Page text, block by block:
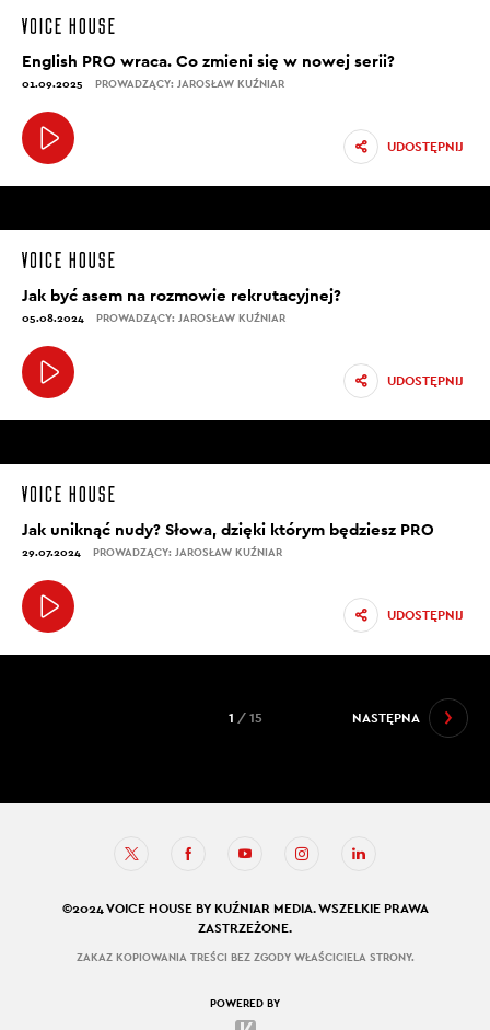
English PRO wraca. Co zmieni się w nowej serii?
01.09.2025 PROWADZĄCY: JAROSŁAW KUŹNIAR
UDOSTĘPNIJ
Jak być asem na rozmowie rekrutacyjnej?
05.08.2024 PROWADZĄCY: JAROSŁAW KUŹNIAR
UDOSTĘPNIJ
Jak uniknąć nudy? Słowa, dzięki którym będziesz PRO
29.07.2024 PROWADZĄCY: JAROSŁAW KUŹNIAR
UDOSTĘPNIJ
NASTĘPNA
1 / 15
©2024 VOICE HOUSE BY KUŹNIAR MEDIA. WSZELKIE PRAWA
ZASTRZEŻONE.
ZAKAZ KOPIOWANIA TREŚCI BEZ ZGODY WŁAŚCICIELA STRONY.
POWERED BY